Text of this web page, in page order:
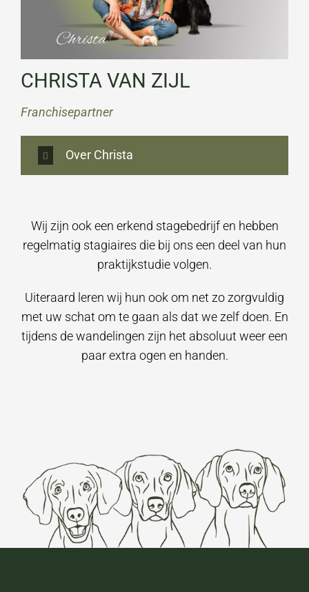
CHRISTA VAN ZIJL
Franchisepartner
Over Christa
Wij zijn ook een erkend stagebedrijf en hebben
regelmatig stagiaires die bij ons een deel van hun
praktijkstudie volgen.
Uiteraard leren wij hun ook om net zo zorgvuldig
met uw schat om te gaan als dat we zelf doen. En
tijdens de wandelingen zijn het absoluut weer een
paar extra ogen en handen.